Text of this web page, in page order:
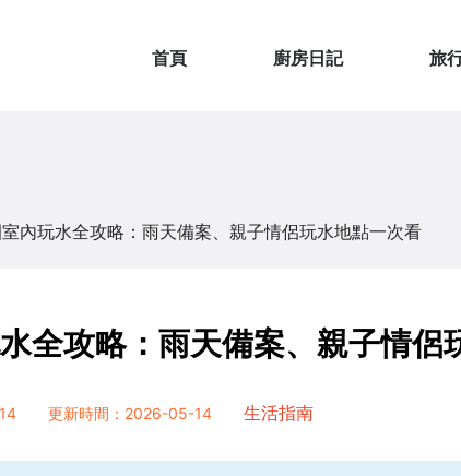
首頁 廚房日記 旅
內玩水全攻略：雨天備案、親子情侶玩水地點一次看
全攻略：雨天備案、親子情侶
更新時間：2026-05-14 生活指南